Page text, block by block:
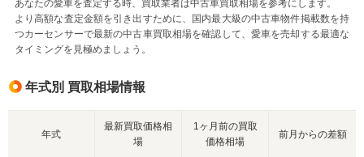
あなたの愛車を査定する時、買取業者は中古車買取相場を参考にします。
より高額な査定金額を引き出すために、国内最大級の中古車物件掲載数を持
つカーセンサーで最新の中古車買取相場を確認して、愛車を売却する最適な
タイミングを見極めましょう。
年式別 買取相場情報
年式
最新買取価格相
場
1ヶ月前の買取
価格相場
前月からの差額